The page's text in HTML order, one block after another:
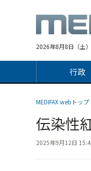
2026年8月8日（土）
行政
MEDIFAX webトップ
伝染性
2025年9月12日